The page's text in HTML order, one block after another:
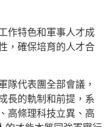
作特色和軍事人才成
，確保培育的人才合
隊代表團全部會議，
長的軌制和前提，系
高條理科技立異、高